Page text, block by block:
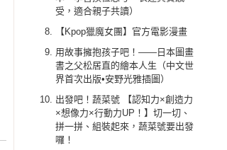
受，適合親子共讀）
【Kpop獵魔女團】官方電影漫畫
用故事擁抱孩子吧！——日本圖畫
書之父松居直的繪本人生（中文世
界首次出版•安野光雅插圖）
出發吧！蔬菜號 【認知力×創造力
×想像力×行動力UP！】切一切、
拼一拼、組裝起來，蔬菜號要出發
囉！